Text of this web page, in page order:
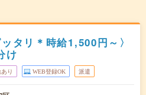
タリ＊時給1,500円～〉
け
り WEB登録OK 派遣